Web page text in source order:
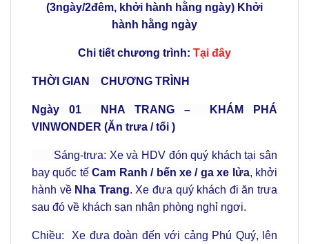
(3ngày/2đêm, khởi hành hằng ngày) Khởi
hành hằng ngày
Chi tiết chương trình: Tại đây
THỜI GIAN CHƯƠNG TRÌNH
Ngày 01
NHA TRANG – KHÁM PHÁ
VINWONDER (Ăn trưa / tối )
Sáng-trưa: Xe và HDV đón quý khách tại sân
bay quốc tếCam Ranh / bến xe / ga xe lửa, khởi
hành về Nha Trang. Xe đưa quý khách đi ăn trưa
sau đó về khách sạn nhận phòng nghỉ ngơi.
Chiều: Xe đưa đoàn đến với cảng Phú Quý, lên